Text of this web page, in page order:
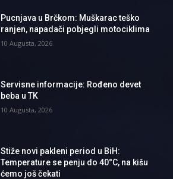
Pucnjava u Brčkom: Muškarac teško
ranjen, napadači pobjegli motociklima
10 Augusta, 2026
Servisne informacije: Rođeno devet
beba u TK
10 Augusta, 2026
Stiže novi pakleni period u BiH:
Temperature se penju do 40°C, na kišu
ćemo još čekati